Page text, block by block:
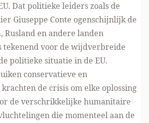
Dat politieke leiders zoals de
Giuseppe Conte ogenschijnlijk de
Rusland en andere landen
tekenend voor de wijdverbreide
politieke situatie in de EU.
conservatieve en
de crisis om elke oplossing
de verschrikkelijke humanitaire
die momenteel aan de